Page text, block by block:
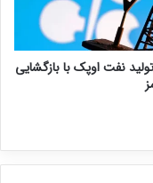
نفت اوپک با بازگشایی